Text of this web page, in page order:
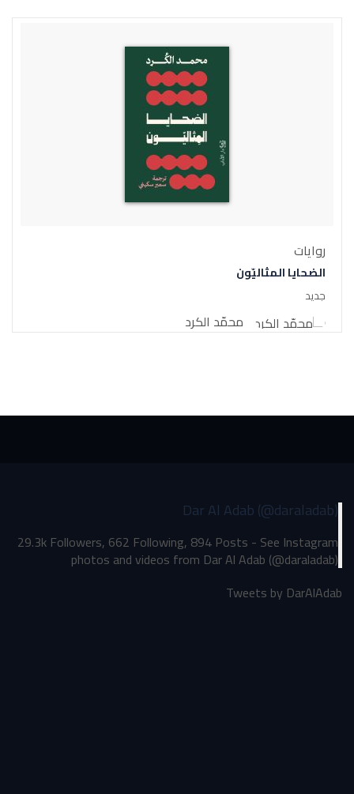
روايات
الضحايا المثاليّون
جديد
محمّد الكرد
Dar Al Adab (@daraladab)
29.3k Followers, 662 Following, 894 Posts - See Instagram
photos and videos from Dar Al Adab (@daraladab)
Tweets by DarAlAdab